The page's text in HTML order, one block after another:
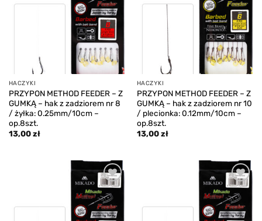
HACZYKI
PRZYPON METHOD FEEDER – Z
GUMKĄ – hak z zadziorem nr 8
/ żyłka: 0.25mm/10cm –
op.8szt.
13,00zł
HACZYKI
PRZYPON METHOD FEEDER – Z
GUMKĄ – hak z zadziorem nr 10
/ plecionka: 0.12mm/10cm –
op.8szt.
13,00zł
Add to
wishlist
Add to
wishlist